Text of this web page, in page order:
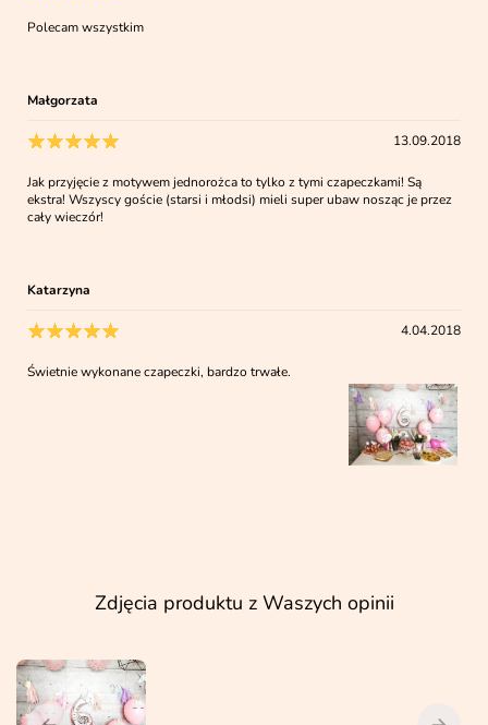
Polecam wszystkim
Małgorzata
13.09.2018
Jak przyjęcie z motywem jednorożca to tylko z tymi czapeczkami! Są
ekstra! Wszyscy goście (starsi i młodsi) mieli super ubaw nosząc je przez
cały wieczór!
Katarzyna
4.04.2018
Świetnie wykonane czapeczki, bardzo trwałe.
Zdjęcia produktu z Waszych opinii